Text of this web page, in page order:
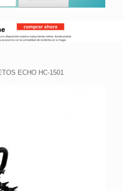
ECHO HC-1501